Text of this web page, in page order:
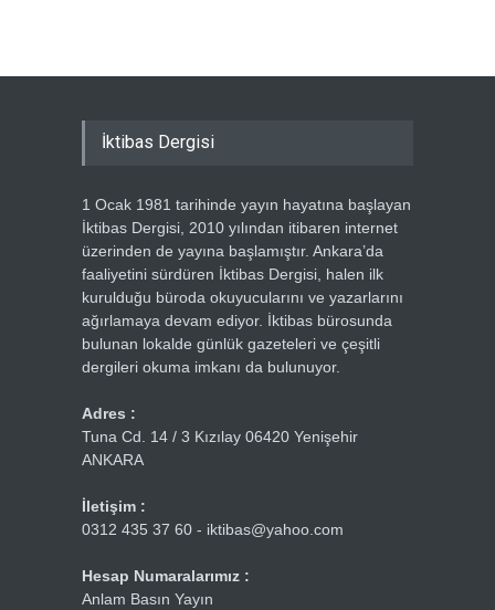
İktibas Dergisi
1 Ocak 1981 tarihinde yayın hayatına başlayan
İktibas Dergisi, 2010 yılından itibaren internet
üzerinden de yayına başlamıştır. Ankara’da
faaliyetini sürdüren İktibas Dergisi, halen ilk
kurulduğu büroda okuyucularını ve yazarlarını
ağırlamaya devam ediyor. İktibas bürosunda
bulunan lokalde günlük gazeteleri ve çeşitli
dergileri okuma imkanı da bulunuyor.
Adres :
Tuna Cd. 14 / 3 Kızılay 06420 Yenişehir
ANKARA
İletişim :
0312 435 37 60 - iktibas@yahoo.com
Hesap Numaralarımız :
Anlam Basın Yayın